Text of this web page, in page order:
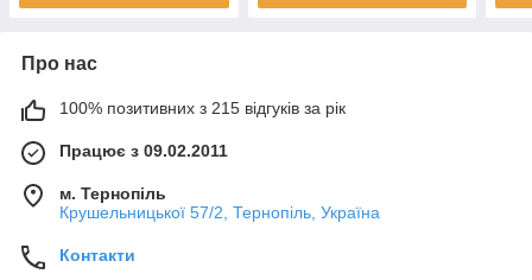
Про нас
100% позитивних з 215 відгуків за рік
Працює з 09.02.2011
м. Тернопіль
Крушельницької 57/2, Тернопіль, Україна
Контакти